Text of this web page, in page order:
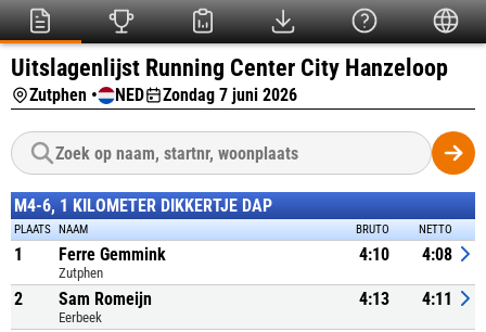
Uitslagenlijst Running Center City Hanzeloop
Zutphen • NED Zondag 7 juni 2026
M4-6, 1 KILOMETER DIKKERTJE DAP
PLAATS NAAM BRUTO NETTO
1 Ferre Gemmink
Zutphen
4:10 4:08
2 Sam Romeijn
Eerbeek
4:13 4:11